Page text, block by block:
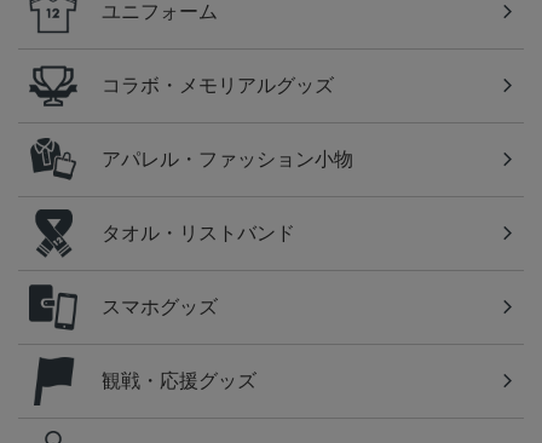
ユニフォーム
コラボ・メモリアルグッズ
アパレル・ファッション小物
タオル・リストバンド
スマホグッズ
観戦・応援グッズ